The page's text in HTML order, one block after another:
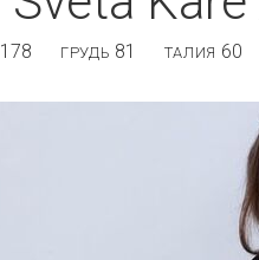
178 ГРУДЬ 81 ТАЛИЯ 60